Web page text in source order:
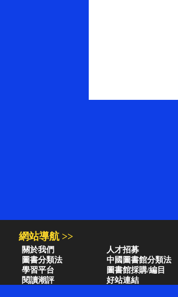
網站導航 >>
關於我們 人才招募
圖書分類法
中國圖書館分類法
學習平台
圖書館採購/編目
閱讀潮評
好站連結